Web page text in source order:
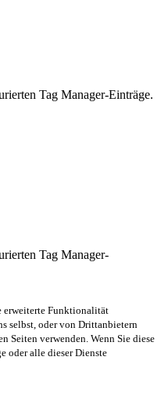
Tag Manager-Einträge.
Tag Manager-
erweiterte Funktionalität
selbst, oder von Drittanbietern
Seiten verwenden. Wenn Sie diese
oder alle dieser Dienste